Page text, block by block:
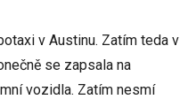
v Austinu. Zatím teda v
se zapsala na
vozidla. Zatím nesmí